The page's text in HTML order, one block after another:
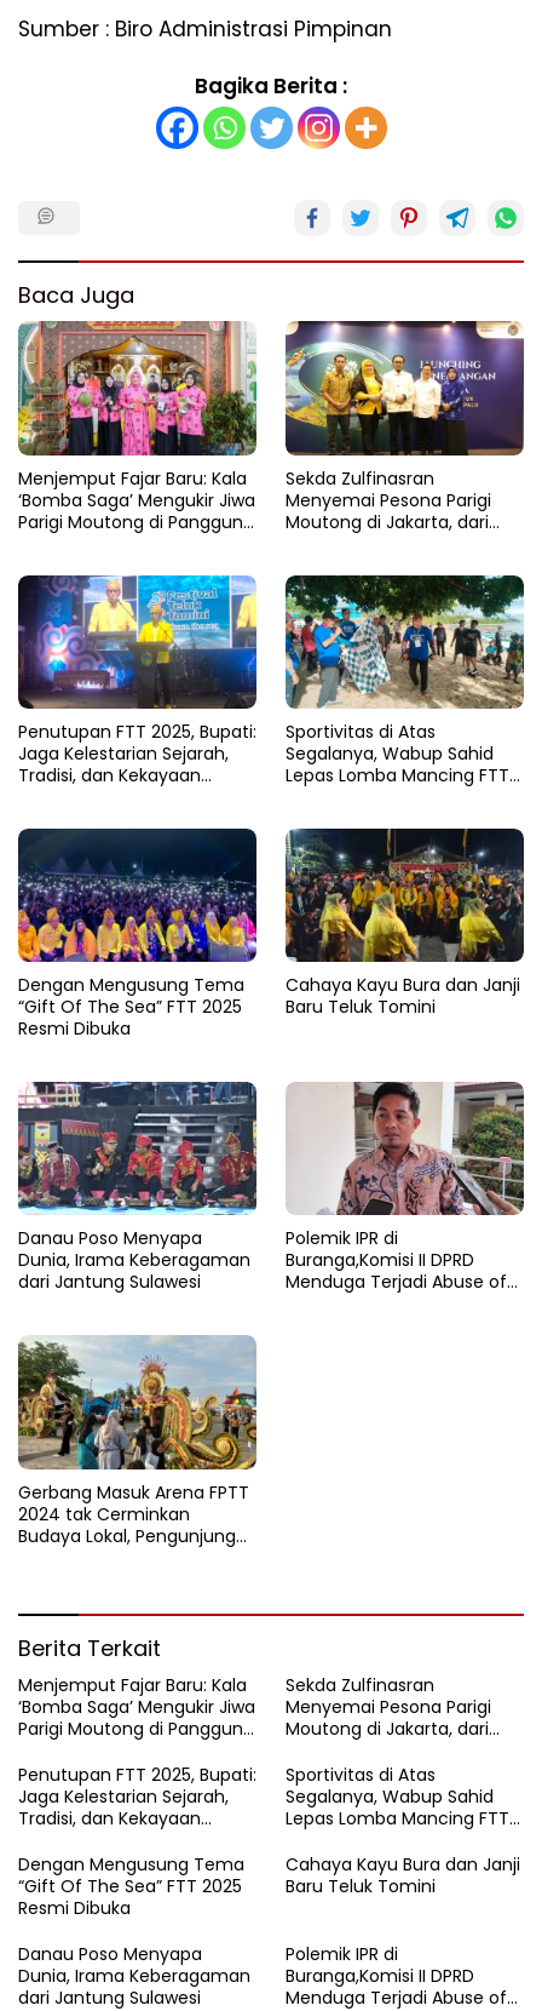
Sumber : Biro Administrasi Pimpinan
Bagika Berita :
Baca Juga
Menjemput Fajar Baru: Kala
‘Bomba Saga’ Mengukir Jiwa
Parigi Moutong di Panggung
Sekda Zulfinasran
Menyemai Pesona Parigi
Moutong di Jakarta, dari
Penutupan FTT 2025, Bupati:
Jaga Kelestarian Sejarah,
Tradisi, dan Kekayaan
Sportivitas di Atas
Segalanya, Wabup Sahid
Lepas Lomba Mancing FTT
Dengan Mengusung Tema
“Gift Of The Sea” FTT 2025
Resmi Dibuka
Cahaya Kayu Bura dan Janji
Baru Teluk Tomini
Danau Poso Menyapa
Dunia, Irama Keberagaman
dari Jantung Sulawesi
Polemik IPR di
Buranga,Komisi II DPRD
Menduga Terjadi Abuse of
Gerbang Masuk Arena FPTT
2024 tak Cerminkan
Budaya Lokal, Pengunjung
Berita Terkait
Menjemput Fajar Baru: Kala
‘Bomba Saga’ Mengukir Jiwa
Parigi Moutong di Panggung
Sekda Zulfinasran
Menyemai Pesona Parigi
Moutong di Jakarta, dari
Durian Nusantara
Penutupan FTT 2025, Bupati:
Jaga Kelestarian Sejarah,
Tradisi, dan Kekayaan
Sportivitas di Atas
Segalanya, Wabup Sahid
Lepas Lomba Mancing FTT
Dengan Mengusung Tema
“Gift Of The Sea” FTT 2025
Resmi Dibuka
Cahaya Kayu Bura dan Janji
Baru Teluk Tomini
Danau Poso Menyapa
Dunia, Irama Keberagaman
dari Jantung Sulawesi
Polemik IPR di
Buranga,Komisi II DPRD
Menduga Terjadi Abuse of